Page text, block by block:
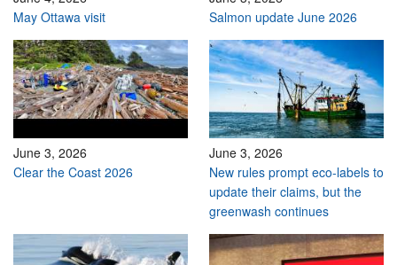
May Ottawa visit
Salmon update June 2026
June 3, 2026
Clear the Coast 2026
June 3, 2026
New rules prompt eco-labels to
update their claims, but the
greenwash continues